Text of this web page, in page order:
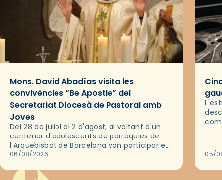
Mons. David Abadías visita les
convivències “Be Apostle” del
Secretariat Diocesà de Pastoral amb
Joves
Del 28 de juliol al 2 d'agost, al voltant d'un
centenar d'adolescents de parròquies de
l'Arquebisbat de Barcelona van participar en
les convivències Be Apostle, organitzades
06/08/2026 05/